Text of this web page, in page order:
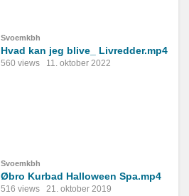
Svoemkbh
Hvad kan jeg blive_ Livredder.mp4
560 views 11. oktober 2022
Svoemkbh
Øbro Kurbad Halloween Spa.mp4
516 views 21. oktober 2019